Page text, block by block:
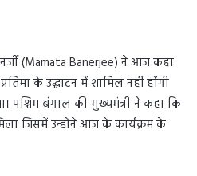
(Mamata Banerjee) ने आज कहा
के उद्घाटन में शामिल नहीं होंगी
पश्चिम बंगाल की मुख्यमंत्री ने कहा कि
जिसमें उन्होंने आज के कार्यक्रम के